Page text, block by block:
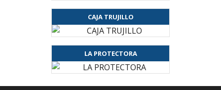
CAJA TRUJILLO
LA PROTECTORA